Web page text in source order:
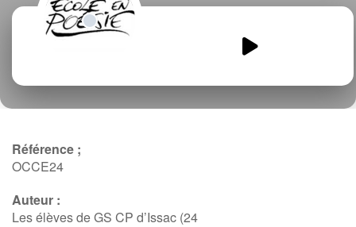
Voulez-vous-une-tasse-de-
Référence ;
OCCE24
Auteur :
Les élèves de GS CP d’Issac (24